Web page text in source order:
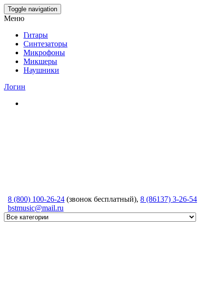
Skip
to
content
Toggle navigation
Меню
Гитары
Синтезаторы
Микрофоны
Микшеры
Наушники
Логин
8 (800) 100-26-24 (звонок бесплатный), 8 (86137) 3-26-54
bstmusic@mail.ru